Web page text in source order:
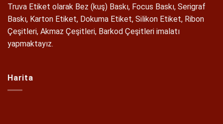
Truva Etiket olarak Bez (kuş) Baskı, Focus Baskı, Serigraf
Baskı, Karton Etiket, Dokuma Etiket, Silikon Etiket, Ribon
Çeşitleri, Akmaz Çeşitleri, Barkod Çeşitleri imalatı
yapmaktayız.
Harita